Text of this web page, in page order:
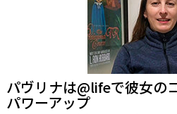
パヴリナは@lifeで彼女の
パワーアップ